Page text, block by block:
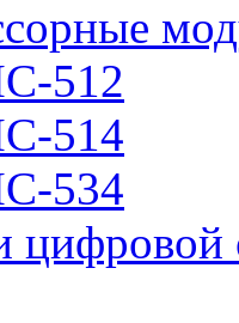
512
514
534
цифровой